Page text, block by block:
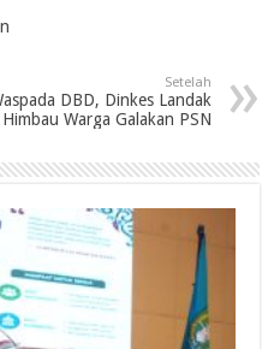
Setelah
DBD, Dinkes Landak
Himbau Warga Galakan PSN